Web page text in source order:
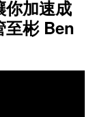
你加速成
至彬 Ben